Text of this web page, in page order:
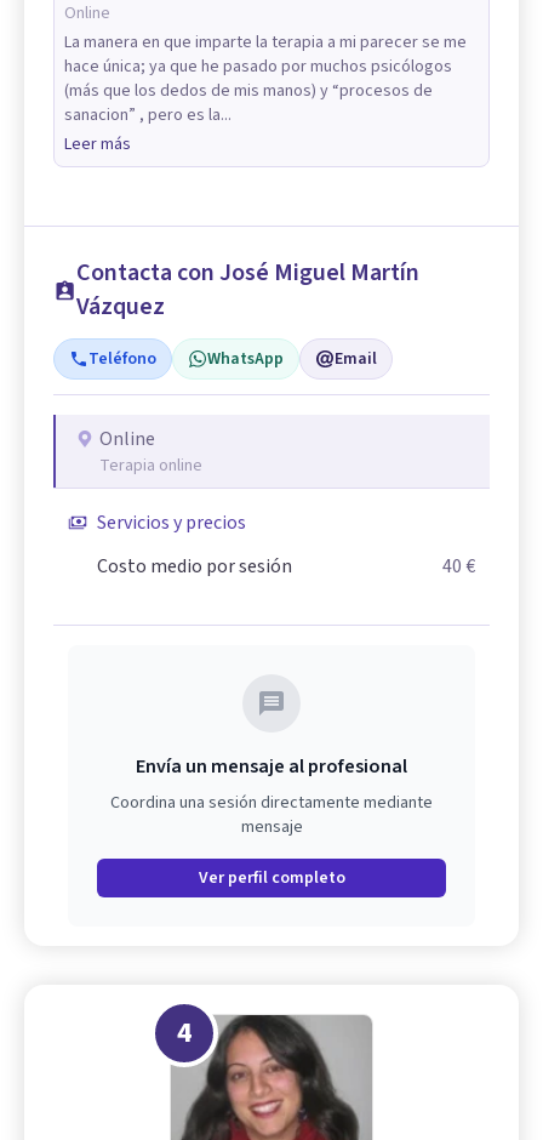
Online
La manera en que imparte la terapia a mi parecer se me
hace única; ya que he pasado por muchos psicólogos
(más que los dedos de mis manos) y “procesos de
sanacion” , pero es la...
Leer más
Contacta con José Miguel Martín
Vázquez
Teléfono WhatsApp Email
Online
Terapia online
Servicios y precios
Costo medio por sesión
40 €
Envía un mensaje al profesional
Coordina una sesión directamente mediante
mensaje
Ver perfil completo
4